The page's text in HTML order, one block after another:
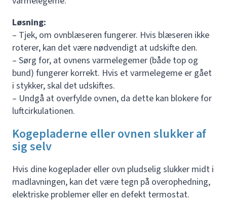
Løsning:
– Tjek, om ovnblæseren fungerer. Hvis blæseren ikke
roterer, kan det være nødvendigt at udskifte den.
– Sørg for, at ovnens varmelegemer (både top og
bund) fungerer korrekt. Hvis et varmelegeme er gået
i stykker, skal det udskiftes.
– Undgå at overfylde ovnen, da dette kan blokere for
luftcirkulationen.
Kogepladerne eller ovnen slukker af
sig selv
Hvis dine kogeplader eller ovn pludselig slukker midt i
madlavningen, kan det være tegn på overophedning,
elektriske problemer eller en defekt termostat.